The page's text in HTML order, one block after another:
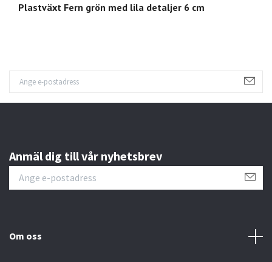
Plastväxt Fern grön med lila detaljer 6 cm
Anmäl dig till vår nyhetsbrev
Om oss